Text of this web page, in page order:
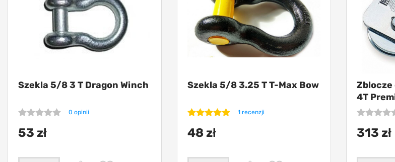
Szekla 5/8 3 T Dragon Winch
0 opinii
53 zł
Szekla 5/8 3.25 T T-Max Bow
1 recenzji
48 zł
Zblocze
4Т
313 zł